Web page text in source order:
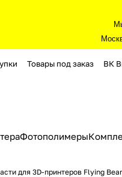
Товары под заказ ВК
Фотополимеры
для 3D-принтеров Flying Bear